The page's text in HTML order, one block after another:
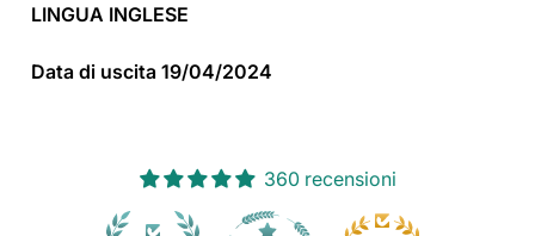
LINGUA INGLESE
Data di uscita 19/04/2024
360 recensioni